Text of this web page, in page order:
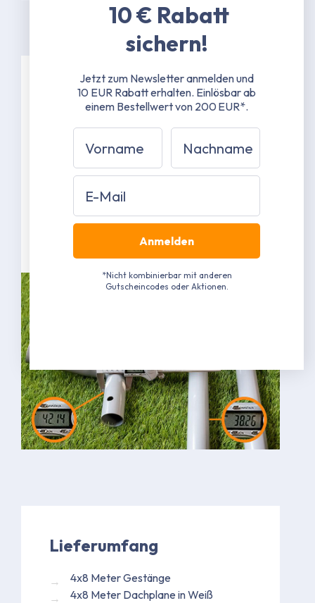
Spezifikationen
38 mm Stahlrohrgestänge mit 1,3 mm
Materialstärke
Materialstärke
Grau pulverbeschichtet RAL 7040
(Näherungswert)
Lieferumfang
4x8 Meter Gestänge
4x8 Meter Dachplane in Weiß
10 € Rabatt
sichern!
Jetzt zum Newsletter anmelden und
10 EUR Rabatt erhalten. Einlösbar ab
einem Bestellwert von 200 EUR*.
Vorname Nachname
Email
Anmelden
*Nicht kombinierbar mit anderen
Gutscheincodes oder Aktionen.